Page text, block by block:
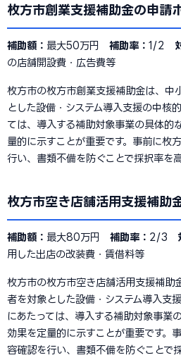
枚方市創業支援補助金の申請
補助額： 最大50万円 補助率： 1/2
の店舗開設費・広告費等
枚方市の枚方市創業支援補助金は、中
とした設備・システム導入支援の中核
ては、導入する補助対象事業の具体的
量的に示すことが重要です。事前に枚
行い、書類不備を防ぐことで採択率を
枚方市空き店舗活用支援補助
補助額： 最大80万円 補助率： 2/3
用した出店の改装費・賃借料等
枚方市の枚方市空き店舗活用支援補助
者を対象とした設備・システム導入支
にあたっては、導入する補助対象事業
効果を定量的に示すことが重要です。
容確認を行い、書類不備を防ぐことで